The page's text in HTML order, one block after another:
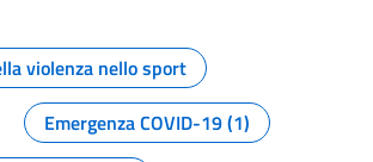
della pagina
violenza nello sport
Emergenza COVID-19 (1)